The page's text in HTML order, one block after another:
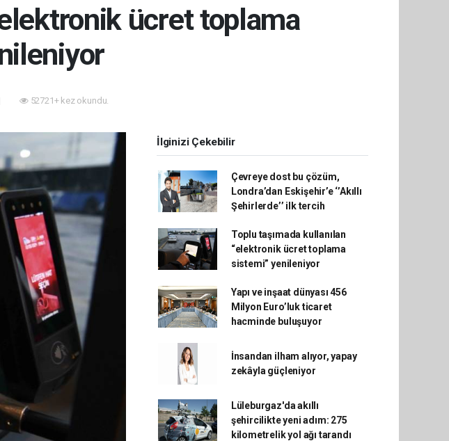
ücret toplama
52721+ kez okundu.
İlginizi Çekebilir
Çevreye dost bu çözüm,
Londra’dan Eskişehir’e ‘’Akıllı
Şehirlerde’’ ilk tercih
Toplu taşımada kullanılan
“elektronik ücret toplama
sistemi” yenileniyor
Yapı ve inşaat dünyası 456
Milyon Euro’luk ticaret
hacminde buluşuyor
İnsandan ilham alıyor, yapay
zekâyla güçleniyor
Lüleburgaz'da akıllı
şehircilikte yeni adım: 275
kilometrelik yol ağı tarandı